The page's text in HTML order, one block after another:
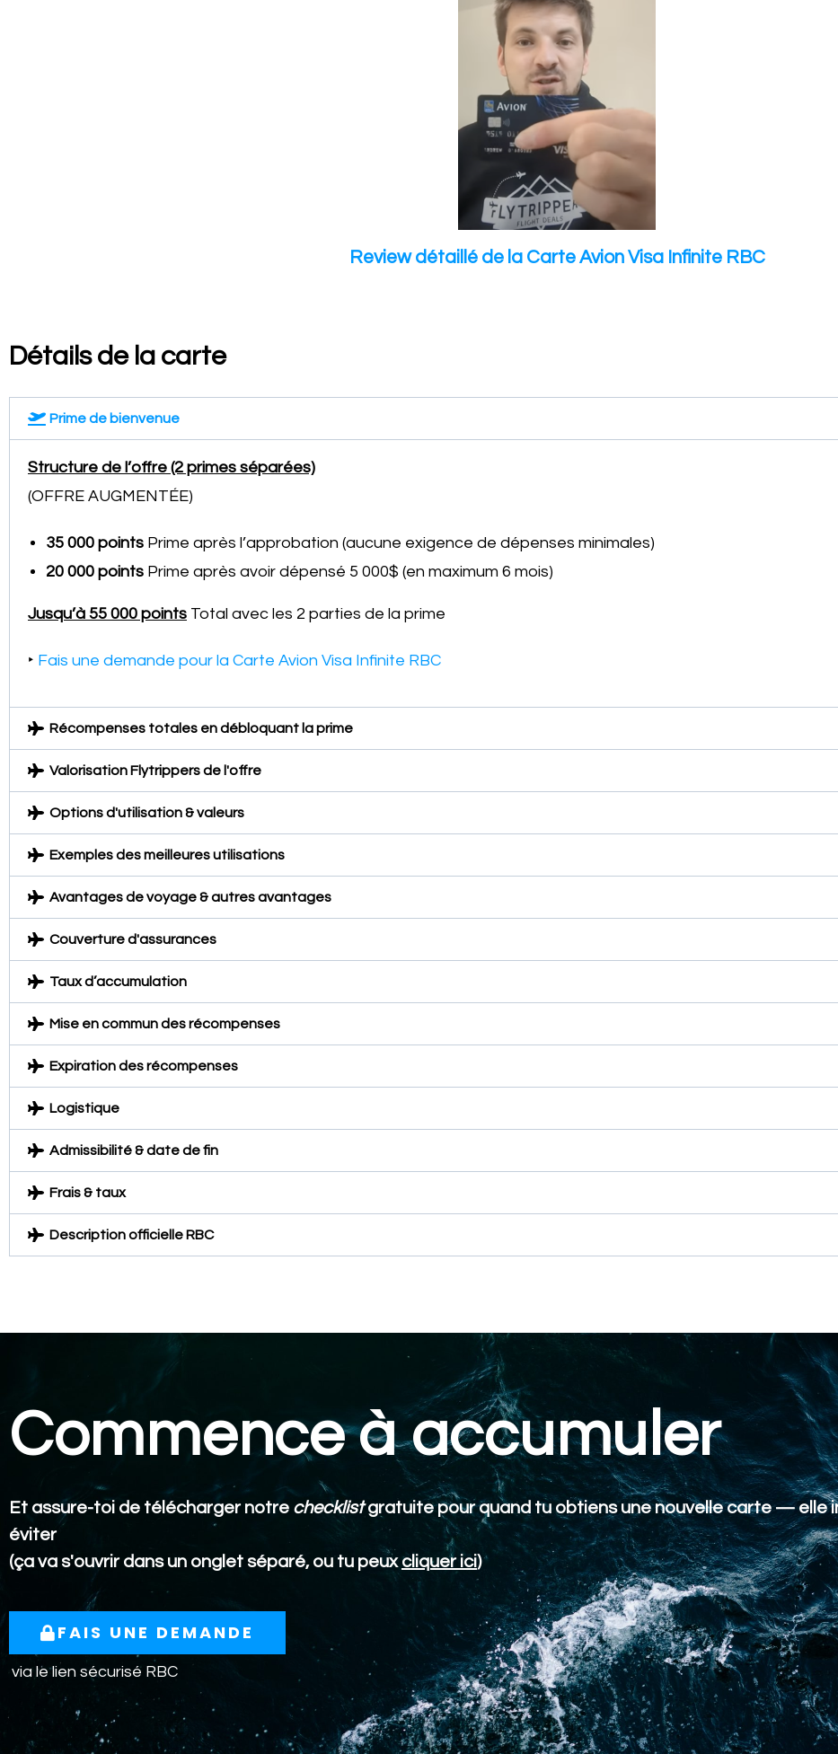
Review détaillé de la Carte Avion Visa Infinite RBC
Détails de la carte
Prime de bienvenue
Structure de l’offre (2 primes séparées)
(OFFRE AUGMENTÉE)
35 000 points Prime après l’approbation (aucune exigence de dépenses minimales)
20 000 points Prime après avoir dépensé 5 000$ (en maximum 6 mois)
Jusqu’à 55 000 points Total avec les 2 parties de la prime
‣ Fais une demande pour la Carte Avion Visa Infinite RBC
Récompenses totales en débloquant la prime
Valorisation Flytrippers de l'offre
Options d'utilisation & valeurs
Exemples des meilleures utilisations
Avantages de voyage & autres avantages
Couverture d'assurances
Taux d’accumulation
Mise en commun des récompenses
Expiration des récompenses
Logistique
Admissibilité & date de fin
Frais & taux
Description officielle RBC
Commence à accumuler
Et assure-toi de télécharger notre checklistgratuite pour quand tu obtiens une nouvelle carte — elle
éviter
(ça va s'ouvrir dans un onglet séparé, ou tu peux cliquer ici)
FAIS UNE DEMANDE
via le lien sécurisé RBC